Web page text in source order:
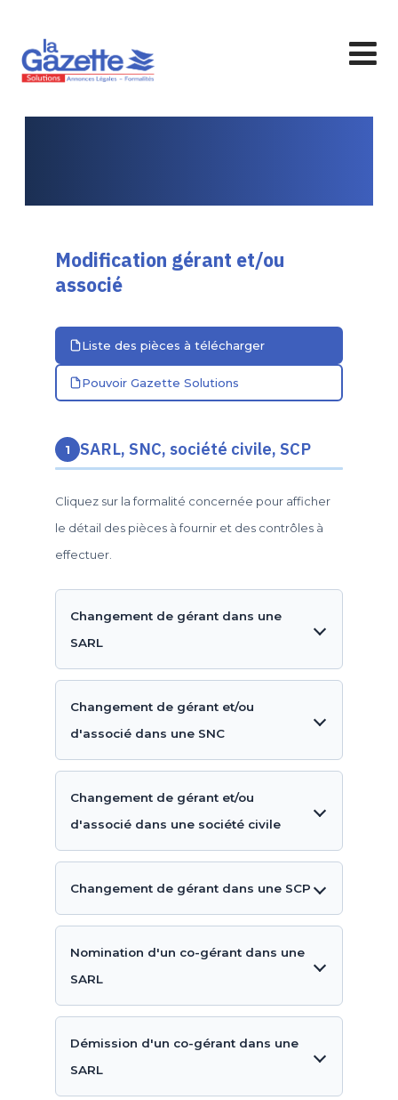
Modification gérant et/ou
associé
Liste des pièces à télécharger
Pouvoir Gazette Solutions
1 SARL, SNC, société civile, SCP
Cliquez sur la formalité concernée pour afficher
le détail des pièces à fournir et des contrôles à
effectuer.
Changement de gérant dans une
SARL
Changement de gérant et/ou
d'associé dans une SNC
Changement de gérant et/ou
d'associé dans une société civile
Changement de gérant dans une SCP
Nomination d'un co-gérant dans une
SARL
Démission d'un co-gérant dans une
SARL